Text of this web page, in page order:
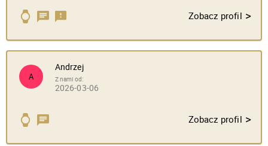
Zobacz profil >
A
Andrzej
Z nami od:
2026-03-06
Zobacz profil >